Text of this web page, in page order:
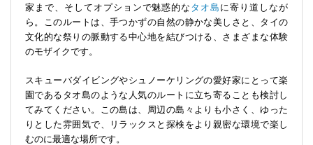
家まで、そしてオプションで魅惑的な タオ島 に寄り道しなが
ら。このルートは、手つかずの自然の静かな美しさと、タイの
文化的な祭りの脈動する中心地を結びつける、さまざまな体験
のモザイクです。
スキューバダイビングやシュノーケリングの愛好家にとって楽
園であるタオ島のような人気のルートに立ち寄ることも検討し
てみてください。この島は、周辺の島々よりも小さく、ゆった
りとした雰囲気で、リラックスと探検をより親密な環境で楽し
むのに最適な場所です。